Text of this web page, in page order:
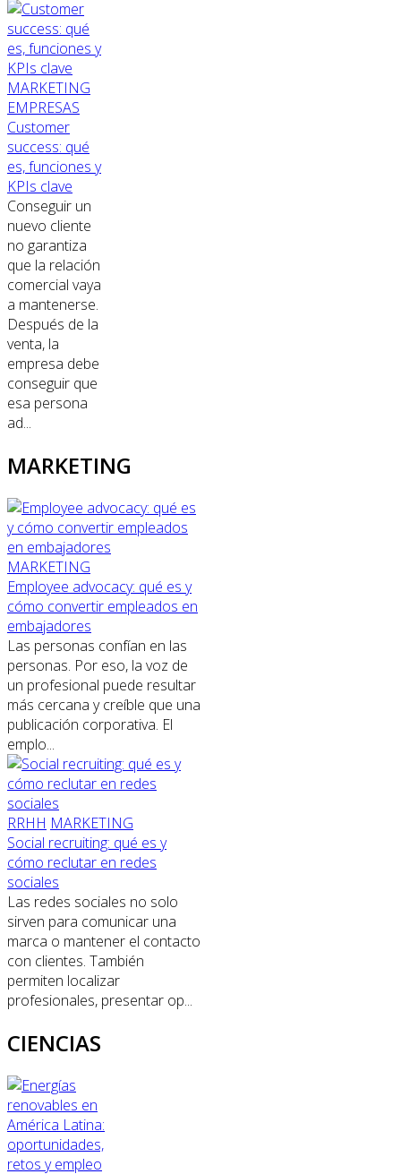
MARKETING
EMPRESAS
Customer
success: qué
es, funciones y
KPIs clave
Conseguir un
nuevo cliente
no garantiza
que la relación
comercial vaya
a mantenerse.
Después de la
venta, la
empresa debe
conseguir que
esa persona
ad...
MARKETING
MARKETING
Employee advocacy: qué es y
cómo convertir empleados en
embajadores
Las personas confían en las
personas. Por eso, la voz de
un profesional puede resultar
más cercana y creíble que una
publicación corporativa. El
emplo...
RRHH MARKETING
Social recruiting: qué es y
cómo reclutar en redes
sociales
Las redes sociales no solo
sirven para comunicar una
marca o mantener el contacto
con clientes. También
permiten localizar
profesionales, presentar op...
CIENCIAS